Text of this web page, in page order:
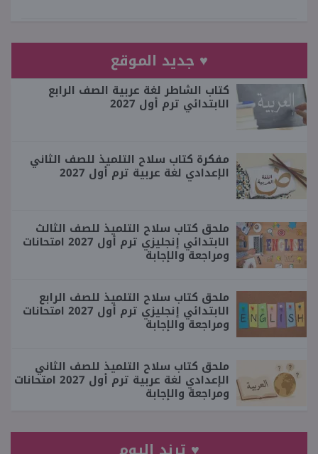
♥ جديد الموقع
كتاب الشاطر لغة عربية الصف الرابع
الابتدائي ترم أول 2027
مفكرة كتاب سلاح التلميذ للصف الثاني
الإعدادي لغة عربية ترم أول 2027
ملحق كتاب سلاح التلميذ للصف الثالث
الابتدائي إنجليزي ترم أول 2027 امتحانات
ومراجعة والإجابة
ملحق كتاب سلاح التلميذ للصف الرابع
الابتدائي إنجليزي ترم أول 2027 امتحانات
ومراجعة والإجابة
ملحق كتاب سلاح التلميذ للصف الثاني
الإعدادي لغة عربية ترم أول 2027 امتحانات
ومراجعة والإجابة